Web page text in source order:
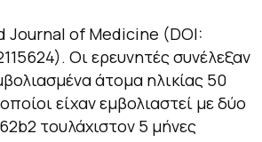
Journal of Medicine (DOI:
Οι ερευνητές συνέλεξαν
άτομα ηλικίας 50
είχαν εμβολιαστεί με δύο
τουλάχιστον 5 μήνες